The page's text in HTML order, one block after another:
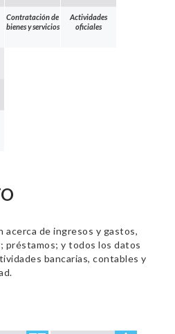
Contratación de
bienes y servicios
Actividades
oficiales
de ingresos y gastos,
préstamos; y todos los datos
bancarias, contables y